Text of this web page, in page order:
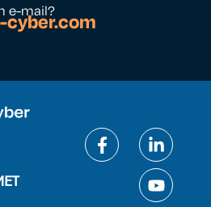
e-mail?
cyber.com